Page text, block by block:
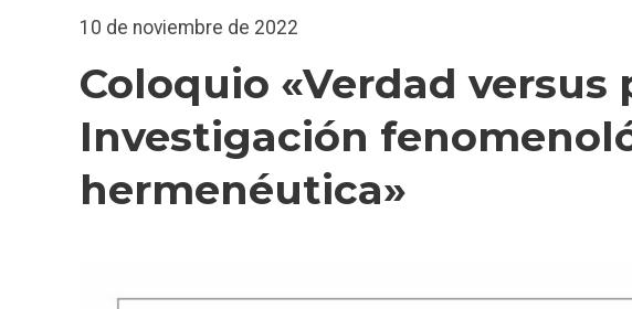
10 de noviembre de 2022
Coloquio «Verdad versus
Investigación
hermenéutica»